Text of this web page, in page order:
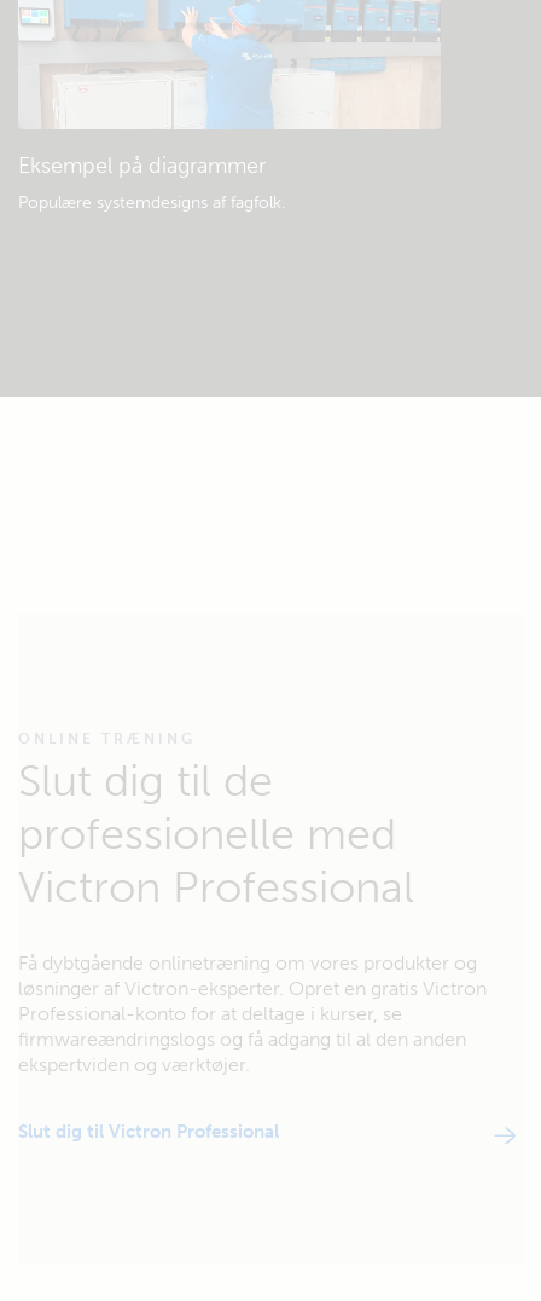
Eksempel på diagrammer
Populære systemdesigns af fagfolk.
ONLINE TRÆNING
Slut dig til de
professionelle med
Victron Professional
Få dybtgående onlinetræning om vores produkter og
løsninger af Victron-eksperter. Opret en gratis Victron
Professional-konto for at deltage i kurser, se
firmwareændringslogs og få adgang til al den anden
ekspertviden og værktøjer.
Slut dig til Victron Professional